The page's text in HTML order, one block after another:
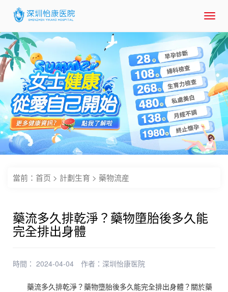
當前： 首页 > 計劃生育 > 藥物流産
藥流多久排乾淨？藥物墮胎後多久能
完全排出身體
時間： 2024-04-04 作者： 深圳怡康医院
藥流多久排乾淨？藥物墮胎後多久能完全排出身體？關於藥